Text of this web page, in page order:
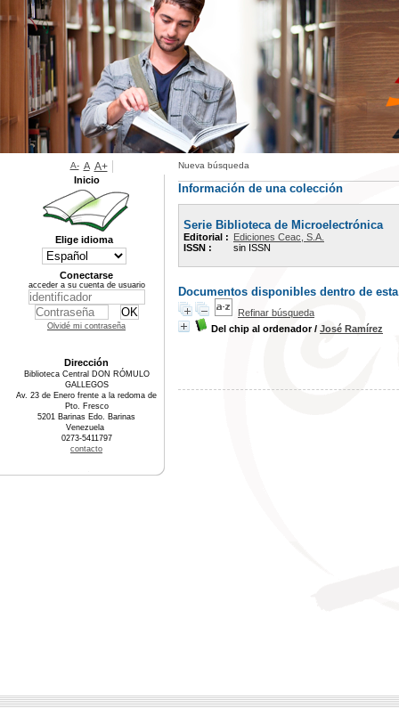
Nueva búsqueda
Información de una colección
Serie Biblioteca de Microelectrónica
Editorial : Ediciones Ceac, S.A.
ISSN :
sin ISSN
Documentos disponibles dentro de
Refinar búsqueda
Del chip al ordenador/ José Ramírez
A- A A+
Inicio
Elige idioma
Conectarse
acceder a su cuenta de usuario
Olvidé mi contraseña
Dirección
Biblioteca Central DON RÓMULO
GALLEGOS
Av. 23 de Enero frente a la redoma de
Pto. Fresco
5201 Barinas Edo. Barinas
Venezuela
0273-5411797
contacto